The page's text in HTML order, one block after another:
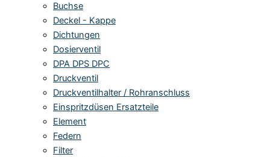
Buchse
Deckel - Kappe
Dichtungen
Dosierventil
DPA DPS DPC
Druckventil
Druckventilhalter / Rohranschluss
Einspritzdüsen Ersatzteile
Element
Federn
Filter